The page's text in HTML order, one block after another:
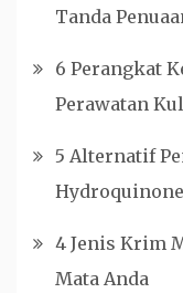
Tanda
6 Perangkat
Perawatan
5 Alternatif
Hydroquinone
4 Jenis Krim
Mata Anda